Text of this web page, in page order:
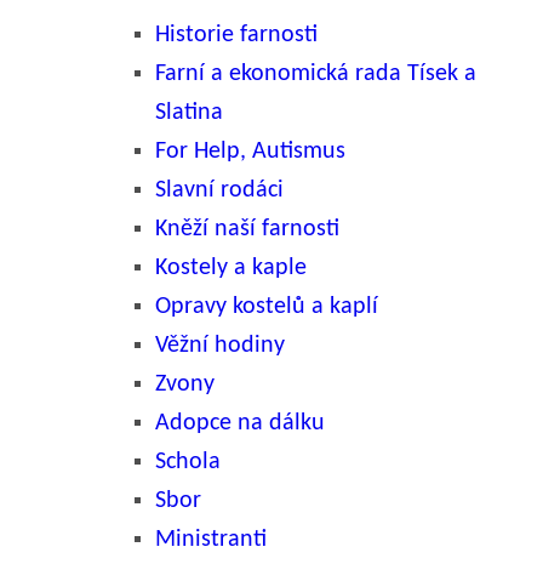
Historie farnosti
Farní a ekonomická rada Tísek a
Slatina
For Help, Autismus
Slavní rodáci
Kněží naší farnosti
Kostely a kaple
Opravy kostelů a kaplí
Věžní hodiny
Zvony
Adopce na dálku
Schola
Sbor
Ministranti